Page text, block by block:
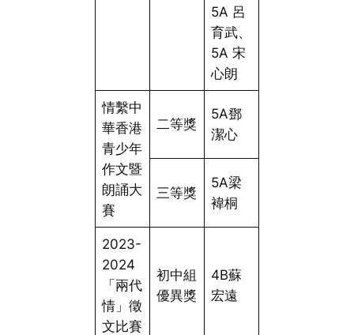
5A 呂
育武、
5A 宋
心朗
情繫中
華香港
青少年
作文暨
朗誦大
賽
二等獎
5A鄧
潔心
三等獎
5A梁
褘桐
2023-
2024
「兩代
情」徵
文比賽
初中組
優異獎
4B蘇
宏遠